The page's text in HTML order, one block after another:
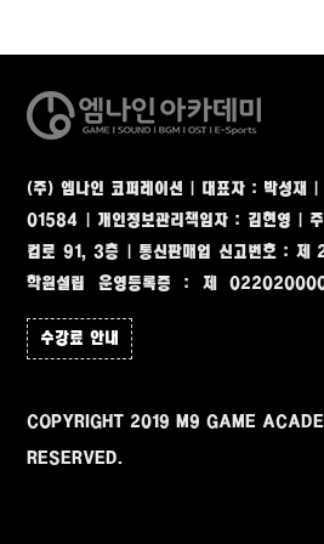
(주) 엠나인 코퍼레이션 | 대표자 : 박성
01584 | 개인정보관리책임자 : 김현영 |
컵로 91, 3층 | 통신판매업 신고번호 :
학원설립 운영등록증 : 제
수강료 안내
COPYRIGHT 2019 M9 GAME
RESERVED.